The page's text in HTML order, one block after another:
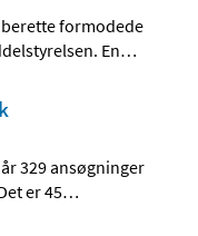
formodede
En…
329 ansøgninger
er 45…